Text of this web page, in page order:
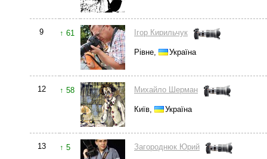
9 ↑ 61 Ігор Кирильчук
Рівне, Україна
12 ↑ 58 Михайло Шерман
Київ, Україна
13 ↑ 5 Загороднюк Юрий